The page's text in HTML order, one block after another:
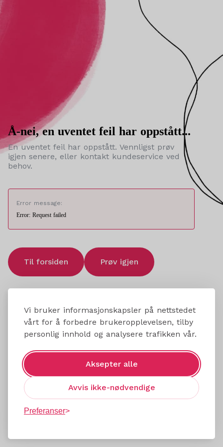
Vi bruker informasjonskapsler på nettstedet
vårt for å forbedre brukeropplevelsen, tilby
personlig innhold og analysere trafikken vår.
Aksepter alle
Avvis ikke-nødvendige
Preferanser
Å-nei, en uventet feil har oppstått...
En uventet feil har oppstått. Vennligst prøv
igjen senere, eller kontakt kundeservice ved
behov.
Error message:
Error: Request failed
Til forsiden Prøv igjen